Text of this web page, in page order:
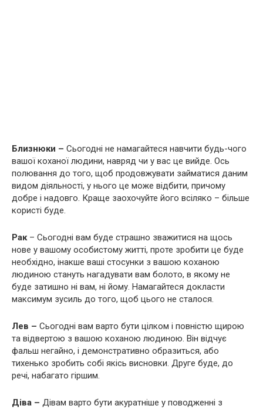
Близнюки – Сьогодні не намагайтеся навчити будь-чого
вашої коханої людини, навряд чи у вас це вийде. Ось
полювання до того, щоб продовжувати займатися даним
видом діяльності, у нього це може відбити, причому
добре і надовго. Краще заохочуйте його всіляко – більше
користі буде.
Рак– Сьогодні вам буде страшно зважитися на щось
нове у вашому особистому житті, проте зробити це буде
необхідно, інакше ваші стосунки з вашою коханою
людиною стануть нагадувати вам болото, в якому не
буде затишно ні вам, ні йому. Намагайтеся докласти
максимум зусиль до того, щоб цього не сталося.
Лев – Сьогодні вам варто бути цілком і повністю щирою
та відвертою з вашою коханою людиною. Він відчує
фальш негайно, і демонстративно образиться, або
тихенько зробить собі якісь висновки. Друге буде, до
речі, набагато гіршим.
Діва – Дівам варто бути акуратніше у поводженні з